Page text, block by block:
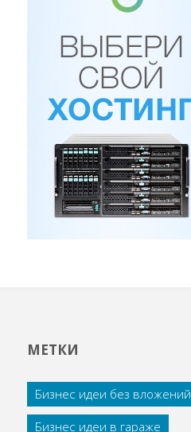
МЕТКИ
Бизнес идеи без вложений
Бизнес идеи в гараже